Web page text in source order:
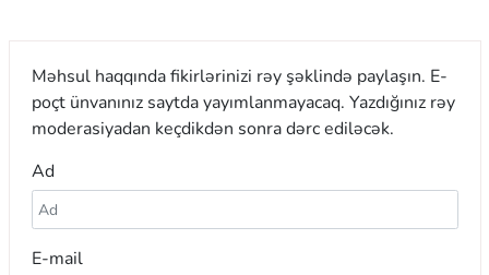
Məhsul haqqında fikirlərinizi rəy şəklində paylaşın. E-
poçt ünvanınız saytda yayımlanmayacaq. Yazdığınız rəy
moderasiyadan keçdikdən sonra dərc ediləcək.
Ad
E-mail